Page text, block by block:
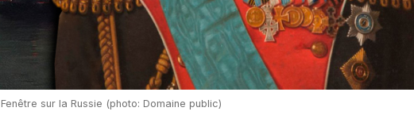
Fenêtre sur la Russie (photo: Domaine public)